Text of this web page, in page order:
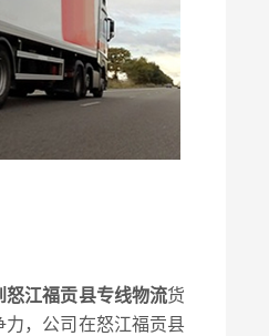
怒江福贡县专线物流货
，公司在怒江福贡县